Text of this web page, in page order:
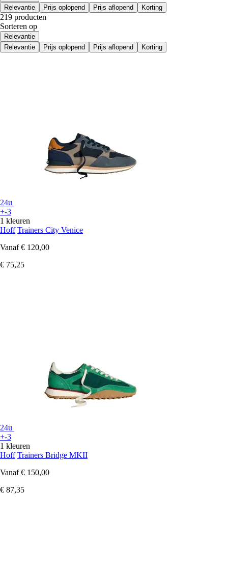
Relevantie
Prijs oplopend Prijs aflopend Korting
219 producten
Sorteren op
Relevantie
Relevantie
Prijs oplopend Prijs aflopend Korting
24u
+-3
1 kleuren
Hoff Trainers City Venice
Vanaf € 120,00
€ 75,25
24u
+-3
1 kleuren
Hoff Trainers Bridge MKII
Vanaf € 150,00
€ 87,35